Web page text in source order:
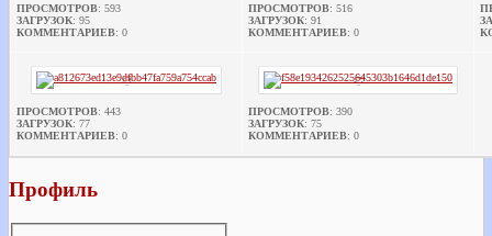
ПРОСМОТРОВ: 593
ЗАГРУЗОК: 95
КОММЕНТАРИЕВ: 0
ПРОСМОТРОВ: 516
ЗАГРУЗОК: 91
КОММЕНТАРИЕВ: 0
ПРОСМОТРОВ: 443
ЗАГРУЗОК: 77
КОММЕНТАРИЕВ: 0
ПРОСМОТРОВ: 390
ЗАГРУЗОК: 75
КОММЕНТАРИЕВ: 0
Профиль